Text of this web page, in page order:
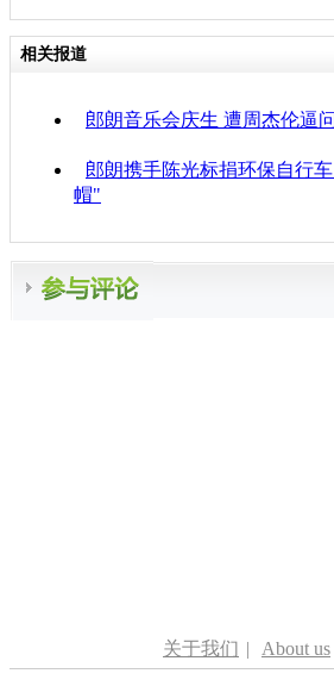
相关报道
郎朗音乐会庆生 遭周杰伦逼
郎朗携手陈光标捐环保自行
帽"
关于我们 | About us